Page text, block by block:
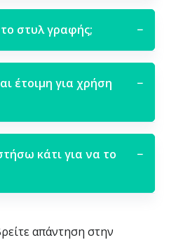
στυλ γραφής; −
έτοιμη για χρήση
−
κάτι για να το
−
απάντηση στην